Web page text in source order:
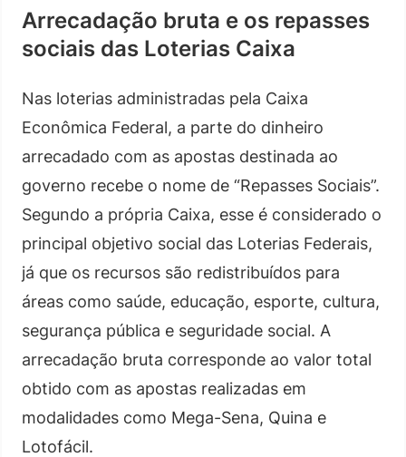
Arrecadação bruta e os repasses
sociais das Loterias Caixa
Nas loterias administradas pela Caixa
Econômica Federal, a parte do dinheiro
arrecadado com as apostas destinada ao
governo recebe o nome de “Repasses Sociais”.
Segundo a própria Caixa, esse é considerado o
principal objetivo social das Loterias Federais,
já que os recursos são redistribuídos para
áreas como saúde, educação, esporte, cultura,
segurança pública e seguridade social. A
arrecadação bruta corresponde ao valor total
obtido com as apostas realizadas em
modalidades como Mega-Sena, Quina e
Lotofácil.